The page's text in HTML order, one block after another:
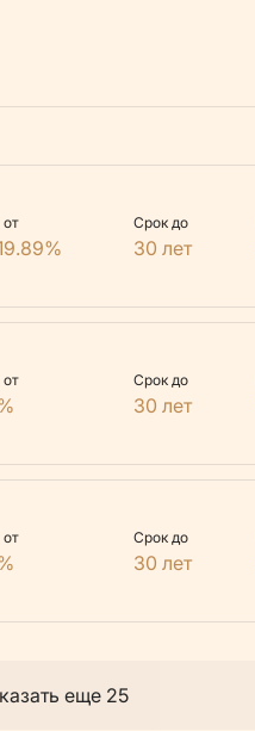
от Срок до
30 лет
от Срок до
30 лет
от Срок до
30 лет
еще 25